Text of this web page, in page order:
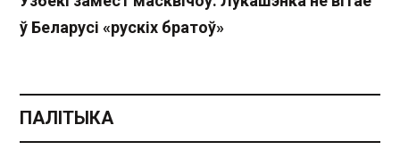
ў Беларусі «рускіх братоў»
ПАЛІТЫКА